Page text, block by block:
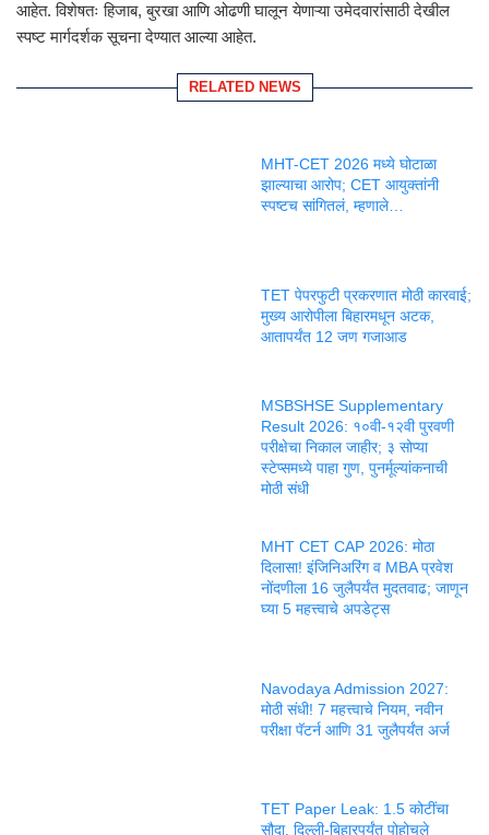
आहेत. विशेषतः हिजाब, बुरखा आणि ओढणी घालून येणाऱ्या उमेदवारांसाठी देखील
स्पष्ट मार्गदर्शक सूचना देण्यात आल्या आहेत.
RELATED NEWS
MHT-CET 2026 मध्ये घोटाळा
झाल्याचा आरोप; CET आयुक्तांनी
स्पष्टच सांगितलं, म्हणाले…
TET पेपरफुटी प्रकरणात मोठी कारवाई;
मुख्य आरोपीला बिहारमधून अटक,
आतापर्यंत 12 जण गजाआड
MSBSHSE Supplementary
Result 2026: १०वी-१२वी पुरवणी
परीक्षेचा निकाल जाहीर; ३ सोप्या
स्टेप्समध्ये पाहा गुण, पुनर्मूल्यांकनाची
मोठी संधी
MHT CET CAP 2026: मोठा
दिलासा! इंजिनिअरिंग व MBA प्रवेश
नोंदणीला 16 जुलैपर्यंत मुदतवाढ; जाणून
घ्या 5 महत्त्वाचे अपडेट्स
Navodaya Admission 2027:
मोठी संधी! 7 महत्त्वाचे नियम, नवीन
परीक्षा पॅटर्न आणि 31 जुलैपर्यंत अर्ज
TET Paper Leak: 1.5 कोटींचा
सौदा, दिल्ली-बिहारपर्यंत पोहोचले